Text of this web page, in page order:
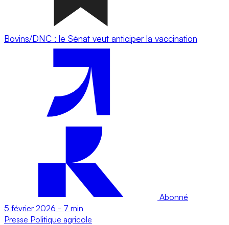
Bovins/DNC : le Sénat veut anticiper la vaccination
Abonné
5 février 2026 - 7 min
Presse Politique agricole